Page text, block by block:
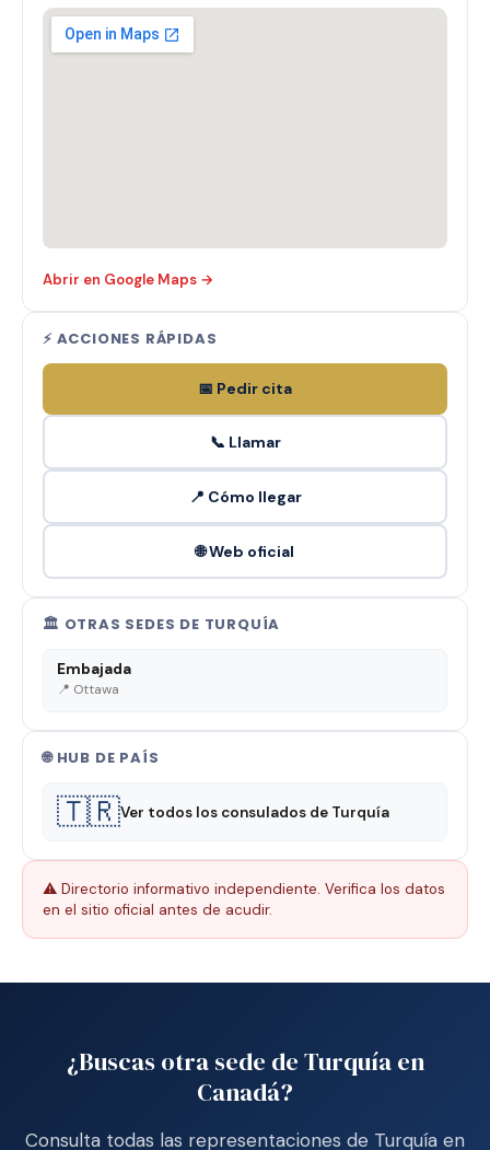
Abrir en Google Maps →
⚡ ACCIONES RÁPIDAS
📅 Pedir cita
📞 Llamar
📍 Cómo llegar
🌐 Web oficial
🏛️ OTRAS SEDES DE TURQUÍA
Embajada
📍 Ottawa
🌐 HUB DE PAÍS
🇹🇷Ver todos los consulados de Turquía
⚠️ Directorio informativo independiente. Verifica los datos
en el sitio oficial antes de acudir.
¿Buscas otra sede de Turquía en
Canadá?
Consulta todas las representaciones de Turquía en